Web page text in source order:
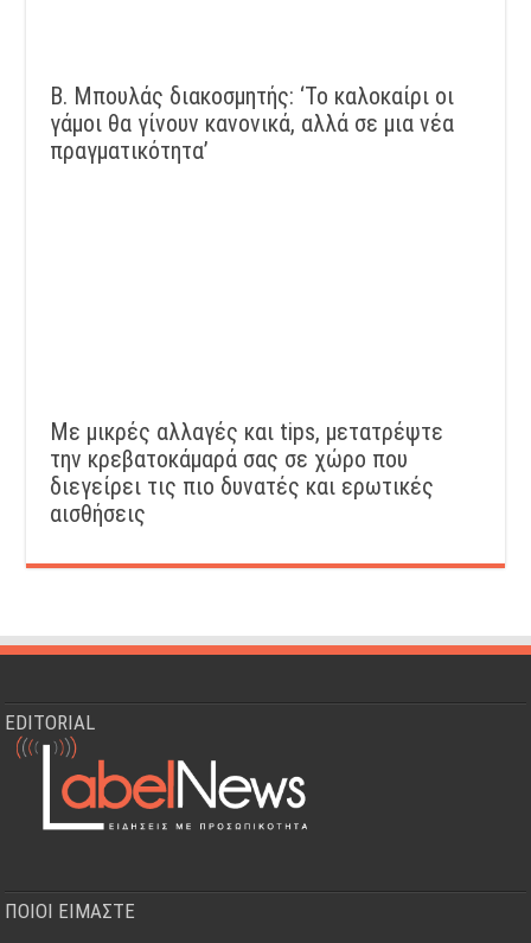
Β. Μπουλάς διακοσμητής: ‘Το καλοκαίρι οι
γάμοι θα γίνουν κανονικά, αλλά σε μια νέα
πραγματικότητα’
Με μικρές αλλαγές και tips, μετατρέψτε
την κρεβατοκάμαρά σας σε χώρο που
διεγείρει τις πιο δυνατές και ερωτικές
αισθήσεις
EDITORIAL
ΠΟΙΟΙ ΕΙΜΑΣΤΕ